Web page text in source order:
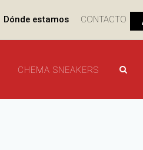
Dónde estamos CONTACTO
CHEMA SNEAKERS